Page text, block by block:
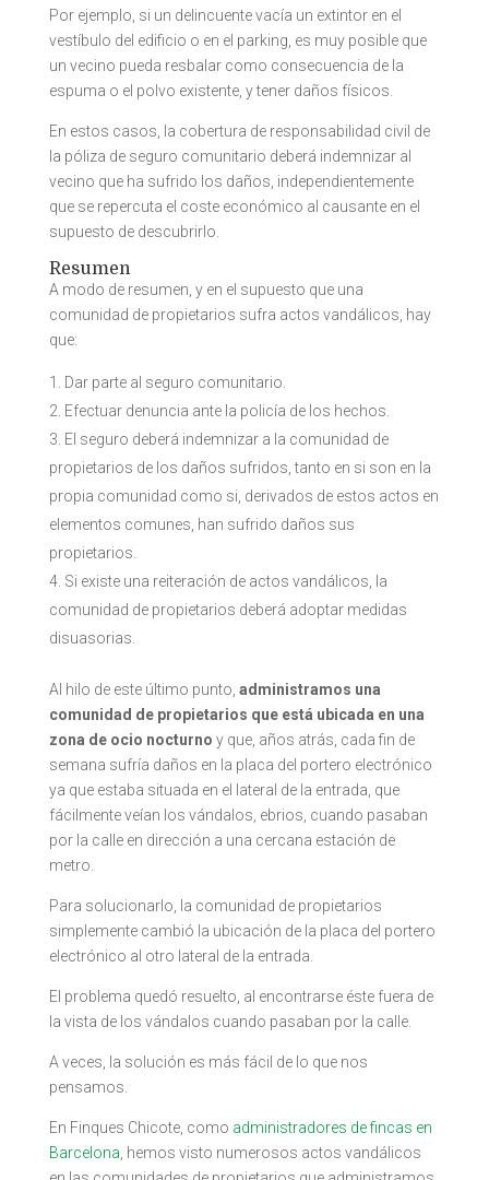
Por ejemplo, si un delincuente vacía un extintor en el
vestíbulo del edificio o en el parking, es muy posible que
un vecino pueda resbalar como consecuencia de la
espuma o el polvo existente, y tener daños físicos.
En estos casos, la cobertura de responsabilidad civil de
la póliza de seguro comunitario deberá indemnizar al
vecino que ha sufrido los daños, independientemente
que se repercuta el coste económico al causante en el
supuesto de descubrirlo.
Resumen
A modo de resumen, y en el supuesto que una
comunidad de propietarios sufra actos vandálicos, hay
que:
Dar parte al seguro comunitario.
Efectuar denuncia ante la policía de los hechos.
El seguro deberá indemnizar a la comunidad de
propietarios de los daños sufridos, tanto en si son en la
propia comunidad como si, derivados de estos actos en
elementos comunes, han sufrido daños sus
propietarios.
Si existe una reiteración de actos vandálicos, la
comunidad de propietarios deberá adoptar medidas
disuasorias.
Al hilo de este último punto, administramos una
comunidad de propietarios que está ubicada en una
zona de ocio nocturno y que, años atrás, cada fin de
semana sufría daños en la placa del portero electrónico
ya que estaba situada en el lateral de la entrada, que
fácilmente veían los vándalos, ebrios, cuando pasaban
por la calle en dirección a una cercana estación de
metro.
Para solucionarlo, la comunidad de propietarios
simplemente cambió la ubicación de la placa del portero
electrónico al otro lateral de la entrada.
El problema quedó resuelto, al encontrarse éste fuera de
la vista de los vándalos cuando pasaban por la calle.
A veces, la solución es más fácil de lo que nos
pensamos.
En Finques Chicote, como administradores de fincas en
Barcelona , hemos visto numerosos actos vandálicos